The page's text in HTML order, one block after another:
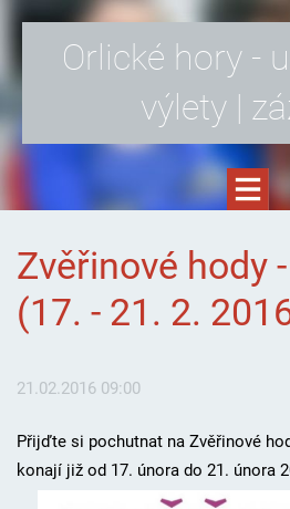
Orlické hory -
výlety |
Zvěřinové hody
(17. - 21. 2.
21.02.2016 09:00
Přijďte si pochutnat na Zvěřinové
konají již od 17. února do 21. února